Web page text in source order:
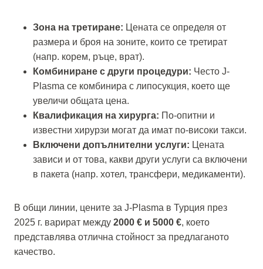
Зона на третиране: Цената се определя от
размера и броя на зоните, които се третират
(напр. корем, ръце, врат).
Комбиниране с други процедури: Често J-
Plasma се комбинира с липосукция, което ще
увеличи общата цена.
Квалификация на хирурга: По-опитни и
известни хирурзи могат да имат по-високи такси.
Включени допълнителни услуги: Цената
зависи и от това, какви други услуги са включени
в пакета (напр. хотел, трансфери, медикаменти).
В общи линии, цените за J-Plasma в Турция през
2025 г. варират между 2000 € и 5000 €, което
представлява отлична стойност за предлаганото
качество.